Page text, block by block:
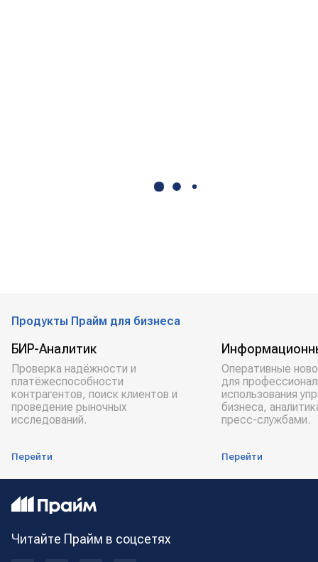
Продукты Прайм для бизнеса
БИР-Аналитик
Проверка надёжности и
платёжеспособности
контрагентов, поиск клиентов и
проведение рыночных
исследований.
Перейти
Оперативные
для
использования
бизнеса,
пресс-службами.
Перейти
Читайте Прайм в соцсетях